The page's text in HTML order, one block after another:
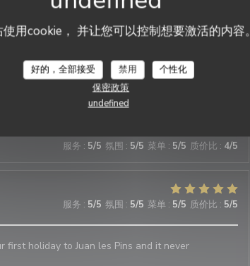
用cookie， 并让您可以控制想要激活的内容。
好的，全部接受 禁用
个性化
保密政策
undefined
服务:5/5 氛围 :5/5 菜单:5/5 质价比: 5/5
professionnel. Les plats étaient excellents et
服务 : 5/5 氛围 : 5/5 菜单 : 5/5 质价比 : 4/5
服务 : 5/5 氛围 : 5/5 菜单: 5/5 质价比 : 5/5
first holiday to Juan les Pins and it never